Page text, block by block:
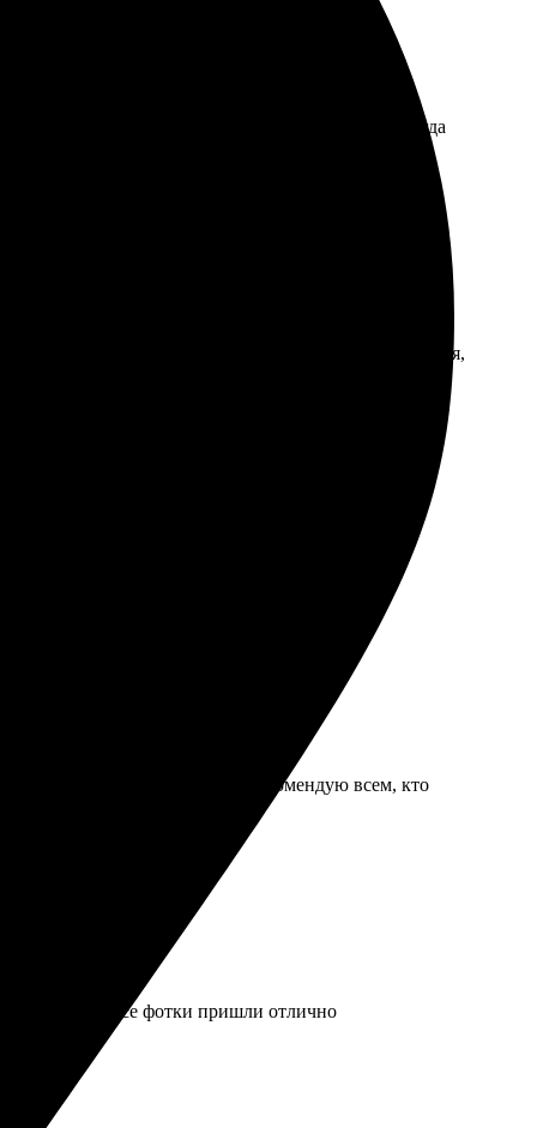
и честные. Оплатил онлайн, без проблем. Всегда
высоте, цвета яркие и насыщенные. Доставка быстрая,
заказывала!
снимки, всё понравилось. Рекомендую всем, кто
заказа. Все фотки пришли отлично